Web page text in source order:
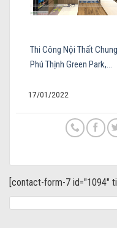
Thi Công Nội Thất
Phú Thịnh Green Park,…
17/01/2022
[contact-form-7 id="1094"